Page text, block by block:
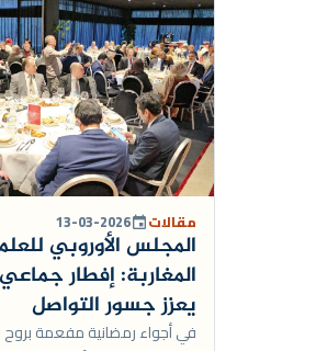
مقالاتevent
13-03-2026
المجلس الأوروبي
المغاربة: إفطار
يعزز جسور التواصل
في أجواء رمضانية مفعمة بروح